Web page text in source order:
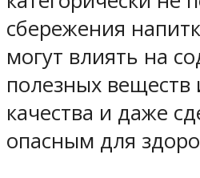
сбережения
могут влиять на
полезных веществ
качества и даже
опасным для